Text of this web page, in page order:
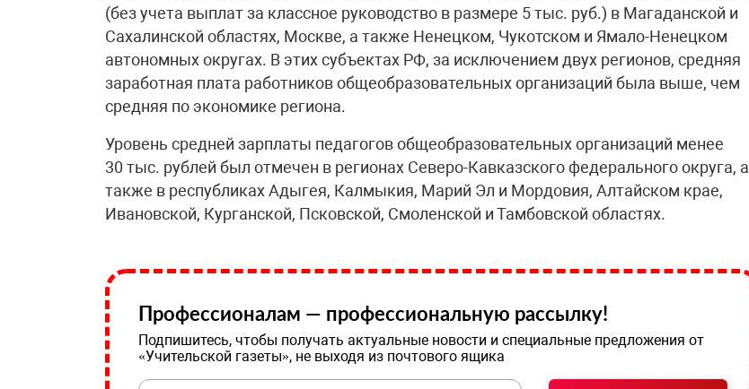
(без учета выплат за классное руководство в размере 5 тыс. руб.) в Магаданской и
Сахалинской областях, Москве, а также Ненецком, Чукотском и Ямало-Ненецком
автономных округах. В этих субъектах РФ, за исключением двух регионов, средняя
заработная плата работников общеобразовательных организаций была выше, чем
средняя по экономике региона.
Уровень средней зарплаты педагогов общеобразовательных организаций менее
30 тыс. рублей был отмечен в регионах Северо-Кавказского федерального округа, а
также в республиках Адыгея, Калмыкия, Марий Эл и Мордовия, Алтайском крае,
Ивановской, Курганской, Псковской, Смоленской и Тамбовской областях.
Профессионалам — профессиональную рассылку!
Подпишитесь, чтобы получать актуальные новости и специальные предложения от
«Учительской газеты», не выходя из почтового ящика